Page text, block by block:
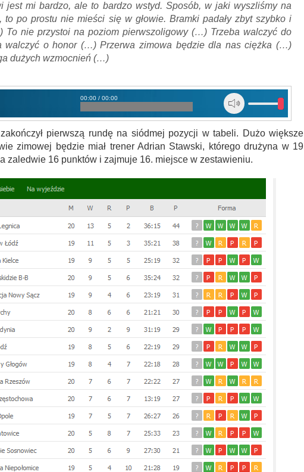
jest mi bardzo, ale to bardzo wstyd. Sposób, w jaki wyszliśmy na
to po prostu nie mieści się w głowie. Bramki padały zbyt szybko i
To nie przystoi na poziom pierwszoligowy (…) Trzeba walczyć do
walczyć o honor (…) Przerwa zimowa będzie dla nas ciężka (…)
dużych wzmocnień (…)
00:00 / 00:00
pierwszą rundę na siódmej pozycji w tabeli. Dużo większe
zimowej będzie miał trener Adrian Stawski, którego drużyna w 19
zaledwie 16 punktów i zajmuje 16. miejsce w zestawieniu.